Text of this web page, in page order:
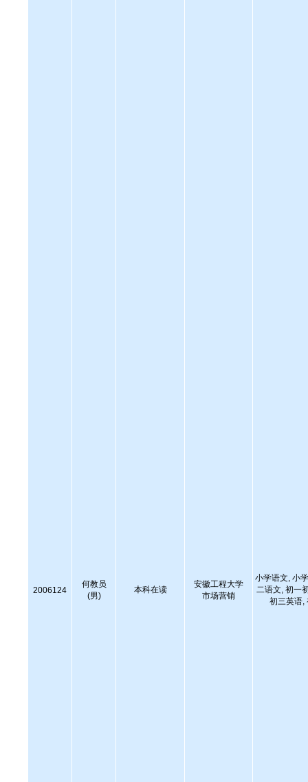
2006124
何教员
(男)
本科在读
安徽工程大学
市场营销
小学语文, 小
二语文, 初一
初三英语,